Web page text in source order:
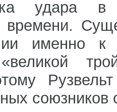
удара в
времени.
именно к